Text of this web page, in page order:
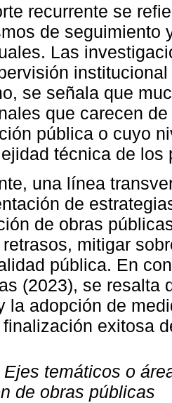
recurrente se
de seguimiento
Las
se señala que
que carecen
pública o cuyo
técnica de los
una línea
de
de obras
mitigar
pública. En
(2023), se resalta
la adopción de
exitosa
Ejes temáticos o
de obras públicas